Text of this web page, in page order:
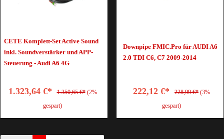
CETE Komplett-Set Active Sound
inkl. Soundverstärker und APP-
Steuerung - Audi A6 4G
1.323,64 €* 1.350,65 €* (2%
gespart)
Downpipe FMIC.Pro für AUDI A6
2.0 TDI C6, C7 2009-2014
222,12 €* 228,99 €* (3%
gespart)